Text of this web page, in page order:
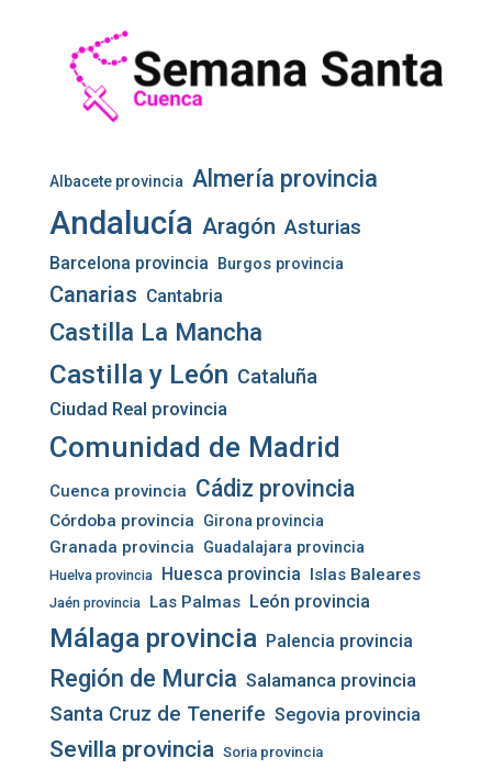
Albacete provincia Almería provincia
Andalucía Aragón Asturias
Barcelona provincia Burgos provincia
Canarias Cantabria
Castilla La Mancha
Castilla y León Cataluña
Ciudad Real provincia
Comunidad de Madrid
Cuenca provincia Cádiz provincia
Córdoba provincia Girona provincia
Granada provincia Guadalajara provincia
Huelva provincia Huesca provincia Islas Baleares
Jaén provincia Las Palmas León provincia
Málaga provincia Palencia provincia
Región de Murcia Salamanca provincia
Santa Cruz de Tenerife Segovia provincia
Sevilla provincia Soria provincia